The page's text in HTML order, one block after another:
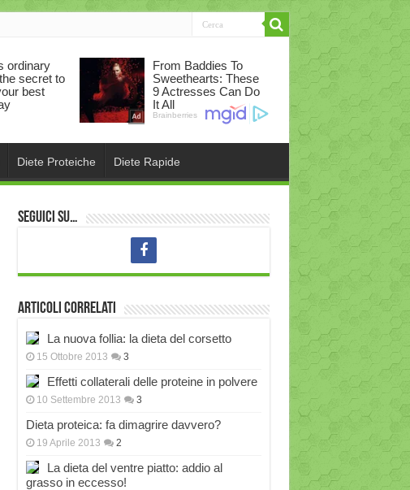
Diete Proteiche Diete Rapide
Seguici su…
Articoli correlati
La nuova follia: la dieta del corsetto
15 Ottobre 2013 3
Effetti collaterali delle proteine in polvere
10 Settembre 2013 3
Dieta proteica: fa dimagrire davvero?
19 Aprile 2013 2
La dieta del ventre piatto: addio al
grasso in eccesso!